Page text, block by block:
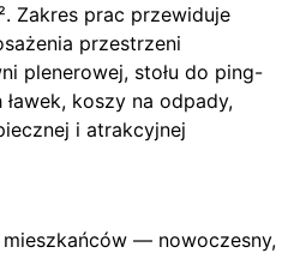
Zakres prac przewiduje
przestrzeni
plenerowej, stołu do ping-
koszy na odpady,
i atrakcyjnej
— nowoczesny,